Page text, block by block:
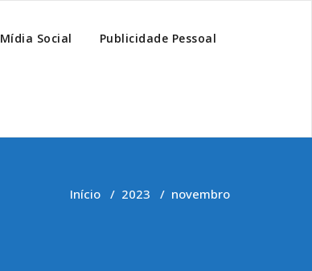
Mídia Social Publicidade Pessoal
Início / 2023 / novembro